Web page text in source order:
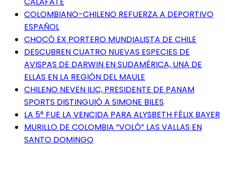
COLOMBIANO-CHILENO REFUERZA A DEPORTIVO
ESPAÑOL
CHOCÓ EX PORTERO MUNDIALISTA DE CHILE
DESCUBREN CUATRO NUEVAS ESPECIES DE
AVISPAS DE DARWIN EN SUDAMÉRICA, UNA DE
ELLAS EN LA REGIÓN DEL MAULE
CHILENO NEVEN ILIC, PRESIDENTE DE PANAM
SPORTS DISTINGUIÓ A SIMONE BILES
LA 5° FUE LA VENCIDA PARA ALYSBETH FÉLIX BAYER
MURILLO DE COLOMBIA “VOLÓ” LAS VALLAS EN
SANTO DOMINGO